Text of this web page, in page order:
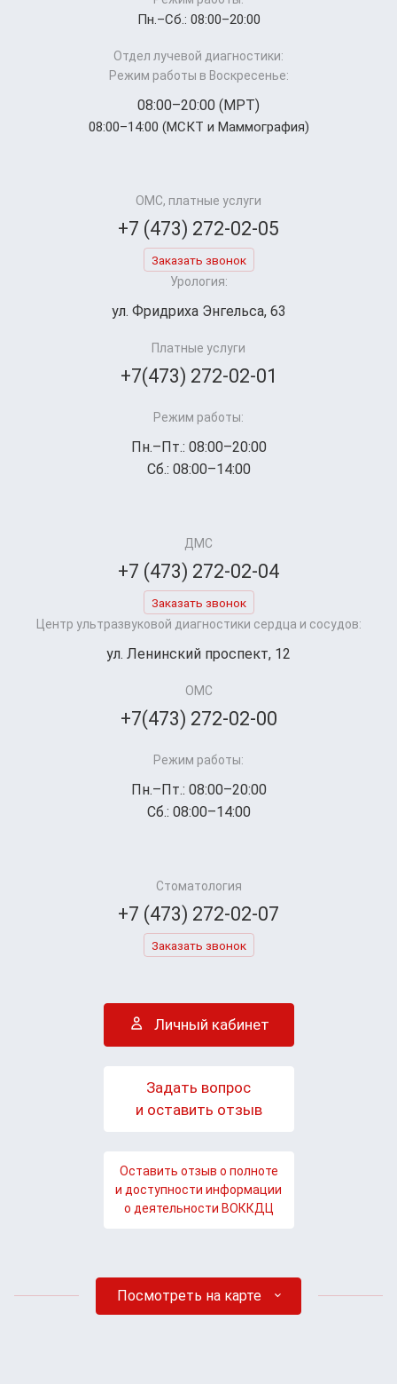
Пн.–Cб.: 08:00–20:00
Отдел лучевой диагностики:
Режим работы в Воскресенье:
08:00–20:00 (МРТ)
08:00–14:00 (МСКТ и Маммография)
ОМС, платные услуги
+7 (473) 272-02-05
Заказать звонок
Урология:
ул. Фридриха Энгельса, 63
Платные услуги
+7(473) 272-02-01
Режим работы:
Пн.–Пт.: 08:00–20:00
Сб.: 08:00–14:00
ДМС
+7 (473) 272-02-04
Заказать звонок
Центр ультразвуковой диагностики сердца и сосудов:
ул. Ленинский проспект, 12
ОМС
+7(473) 272-02-00
Режим работы:
Пн.–Пт.: 08:00–20:00
Сб.: 08:00–14:00
Стоматология
+7 (473) 272-02-07
Заказать звонок
Личный кабинет
Задать вопрос
и оставить отзыв
Оставить отзыв о полноте
и доступности информации
о деятельности ВОККДЦ
Посмотреть на карте